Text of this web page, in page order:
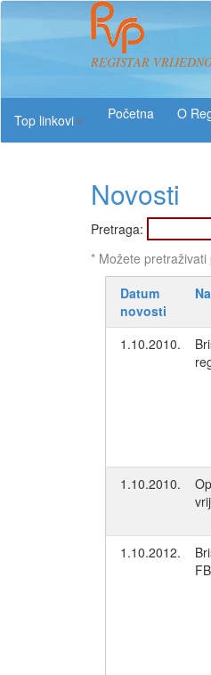
REGISTAR
Top linkovi
O
Novosti
Pretraga:
* Možete
Datum
novosti
1.10.2010.
1.10.2010.
1.10.2012.